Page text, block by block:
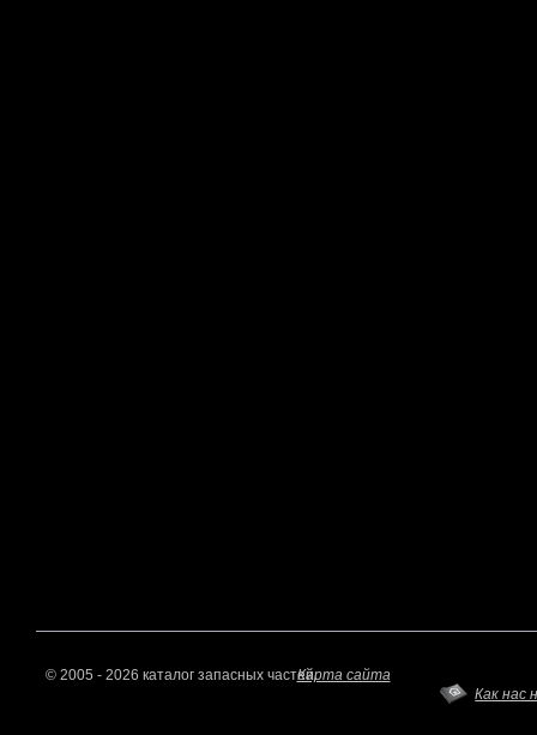
© 2005 - 2026 каталог запасных частей.Карта сайта
Как нас